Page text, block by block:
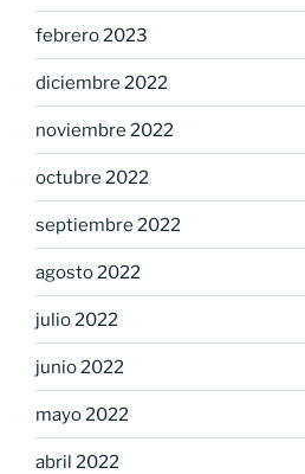
febrero 2023
diciembre 2022
noviembre 2022
octubre 2022
septiembre 2022
agosto 2022
julio 2022
junio 2022
mayo 2022
abril 2022